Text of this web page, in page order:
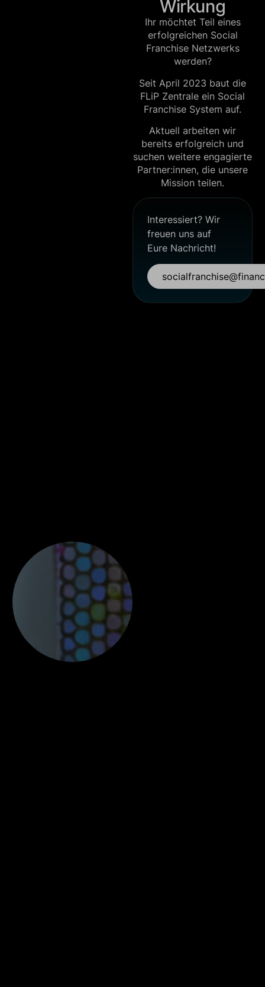
Wirkung
Ihr möchtet Teil eines
erfolgreichen Social
Franchise Netzwerks
werden?
Seit April 2023 baut die
FLiP Zentrale ein Social
Franchise System auf.
Aktuell arbeiten wir
bereits erfolgreich und
suchen weitere engagierte
Partner:innen, die unsere
Mission teilen.
Interessiert? Wir
freuen uns auf
Eure Nachricht!